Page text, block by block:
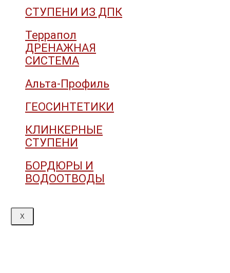
СТУПЕНИ ИЗ ДПК
Террапол
ДРЕНАЖНАЯ
СИСТЕМА
Альта-Профиль
ГЕОСИНТЕТИКИ
КЛИНКЕРНЫЕ
СТУПЕНИ
БОРДЮРЫ И
ВОДООТВОДЫ
X